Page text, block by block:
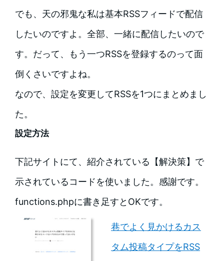
でも、天の邪鬼な私は基本RSSフィードで配信
したいのですよ。全部、一緒に配信したいので
す。だって、もう一つRSSを登録するのって面
倒くさいですよね。
なので、設定を変更してRSSを1つにまとめまし
た。
設定方法
下記サイトにて、紹介されている【解決策】で
示されているコードを使いました。感謝です。
functions.phpに書き足すとOKです。
巷でよく見かけるカス
タム投稿タイプをRSS